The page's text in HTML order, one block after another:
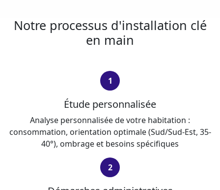
Notre processus d'installation clé
en main
1
Étude personnalisée
Analyse personnalisée de votre habitation :
consommation, orientation optimale (Sud/Sud-Est, 35-
40°), ombrage et besoins spécifiques
2